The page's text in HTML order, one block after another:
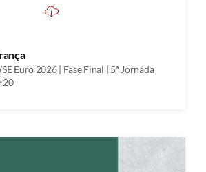
Euro 2026 | Fase Final | 5ª Jornada